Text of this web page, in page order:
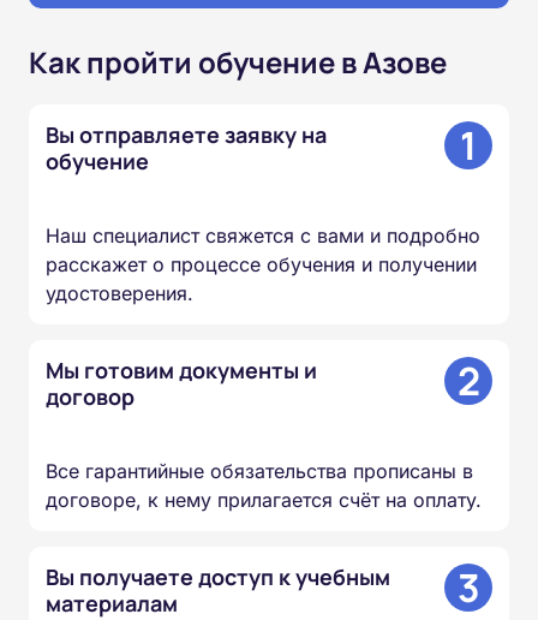
Как пройти обучение в Азове
Вы отправляете заявку на
обучение
1
Наш специалист свяжется с вами и подробно
расскажет о процессе обучения и получении
удостоверения.
Мы готовим документы и
договор
2
Все гарантийные обязательства прописаны в
договоре, к нему прилагается счёт на оплату.
Вы получаете доступ к учебным
материалам
3